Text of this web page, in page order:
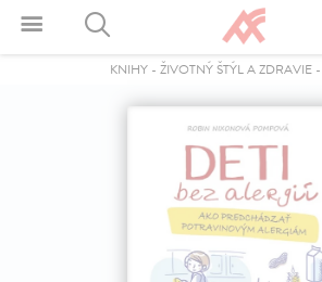
KNIHY - ŽIVOTNÝ ŠTÝL A ZDRAVIE -